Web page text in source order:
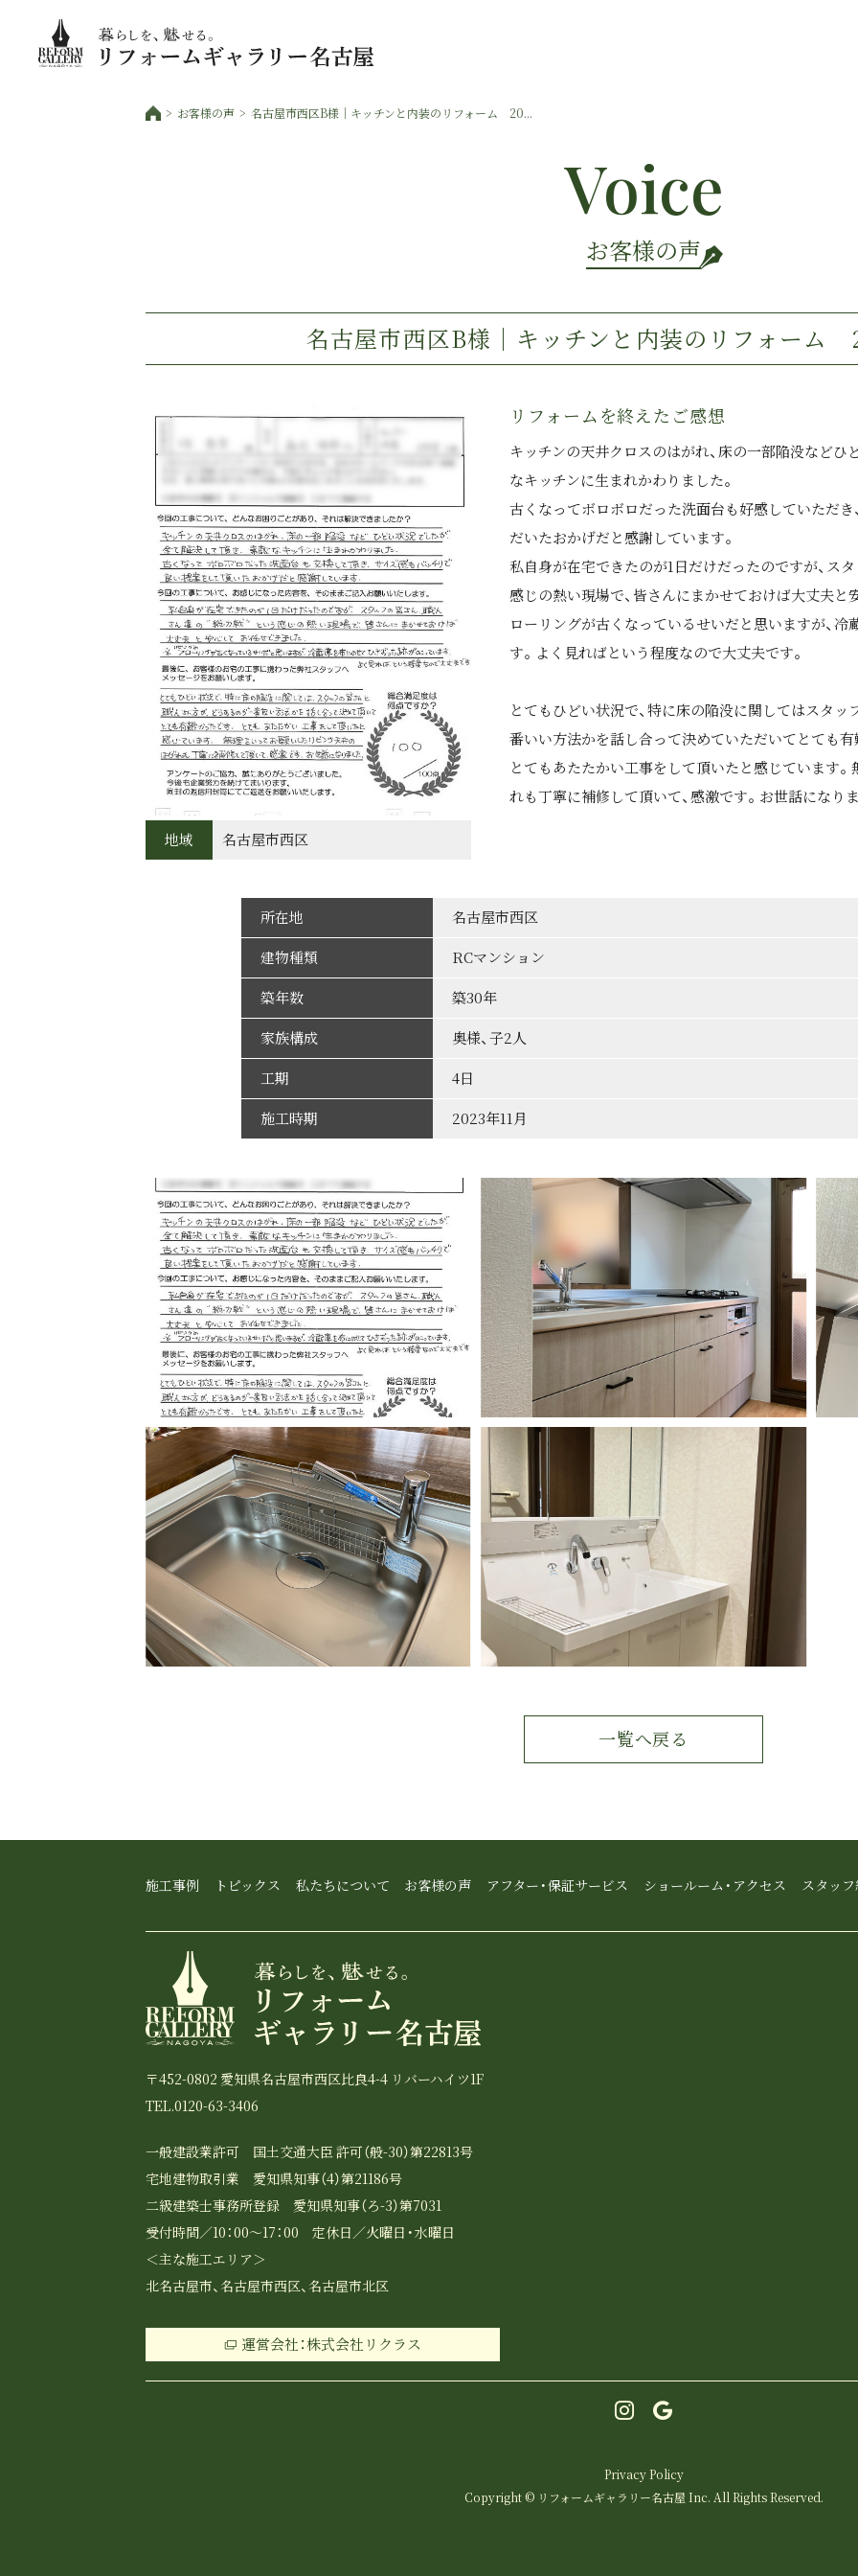
お客様の声 名古屋市西区B様｜キッチンと内装のリフォーム 20...
お客様の声
Voice
名古屋市西区B様｜キッチンと内装のリフォーム
地域 名古屋市西区
リフォームを終えたご感想
キッチンの天井クロスのはがれ、床の一部陥没などひ
なキッチンに生まれかわりました。
古くなってボロボロだった洗面台も好感していただ
だいたおかげだと感謝しています。
私自身が在宅できたのが1日だけだったのですが、ス
感じの熱い現場で、皆さんにまかせておけば大丈夫
ローリングが古くなっているせいだと思いますが、
す。よく見ればという程度なので大丈夫です。
とてもひどい状況で、特に床の陥没に関してはスタ
番いい方法かを話し合って決めていただいてとても有
とてもあたたかい工事をして頂いたと感じています
れも丁寧に補修して頂いて、感激です。お世話になり
所在地
名古屋市西区
建物種類
RCマンション
築年数
築30年
家族構成
奥様、子2人
工期
4日
施工時期
2023年11月
一覧へ戻る
施工事例 トピックス 私たちについて お客様の声 アフター・保証サービス ショールーム・アクセス スタッ
〒452-0802 愛知県名古屋市西区比良4-4 リバーハイツ1F
TEL.0120-63-3406
一般建設業許可 国土交通大臣 許可（般-30）第22813号
宅地建物取引業 愛知県知事（4）第21186号
二級建築士事務所登録 愛知県知事（ろ-3）第7031
受付時間／10：00～17：00 定休日／火曜日・水曜日
＜主な施工エリア＞
北名古屋市、名古屋市西区、名古屋市北区
運営会社：株式会社リクラス
Privacy Policy
Copyright © リフォームギャラリー名古屋 Inc. All Rights Reserved.